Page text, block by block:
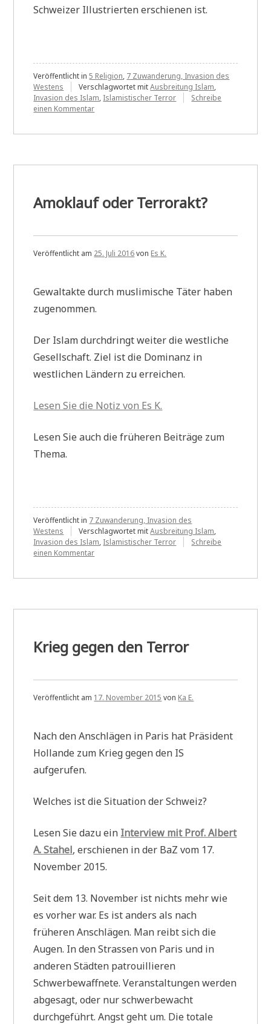
Schweizer Illustrierten erschienen ist.
Veröffentlicht in5 Religion, 7 Zuwanderung, Invasion des
Westens
Verschlagwortet mitAusbreitung Islam,
Invasion des Islam, Islamistischer Terror
Schreibe
einen Kommentarzu
Amoklauf oder Terrorakt?
Veröffentlicht am 25. Juli 2016von Es K.
Gewaltakte durch muslimische Täter haben
zugenommen.
Der Islam durchdringt weiter die westliche
Gesellschaft. Ziel ist die Dominanz in
westlichen Ländern zu erreichen.
Lesen Sie die Notiz von Es K.
Lesen Sie auch die früheren Beiträge zum
Thema.
Veröffentlicht in 7 Zuwanderung, Invasion des
Westens
Verschlagwortet mitAusbreitung Islam,
Invasion des Islam, Islamistischer Terror
Schreibe
einen Kommentarzu
Krieg gegen den Terror
Veröffentlicht am 17. November 2015 von Ka E.
Nach den Anschlägen in Paris hat Präsident
Hollande zum Krieg gegen den IS
aufgerufen.
Welches ist die Situation der Schweiz?
Lesen Sie dazu ein Interview mit Prof. Albert
A. Stahel, erschienen in der BaZ vom 17.
November 2015.
Seit dem 13. November ist nichts mehr wie
es vorher war. Es ist anders als nach
früheren Anschlägen. Man reibt sich die
Augen. In den Strassen von Paris und in
anderen Städten patrouillieren
Schwerbewaffnete. Veranstaltungen werden
abgesagt, oder nur schwerbewacht
durchgeführt. Angst geht um. Die totale